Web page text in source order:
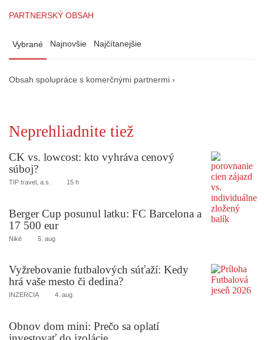
PARTNERSKÝ OBSAH
Vybrané Najnovšie Najčítanejšie
Obsah spolupráce s komerčnými partnermi ›
Neprehliadnite tiež
CK vs. lowcost: kto vyhráva cenový
súboj?
TIP travel, a.s. 15 h
Berger Cup posunul latku: FC Barcelona a
17 500 eur
Niké 5. aug
Vyžrebovanie futbalových súťaží: Kedy
hrá vaše mesto či dedina?
INZERCIA 4. aug
Obnov dom mini: Prečo sa oplatí